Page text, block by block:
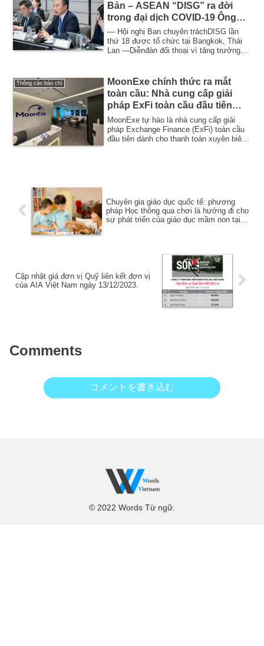
Bản – ASEAN “DISG” ra đời
trong đại dịch COVID-19 Ông
Kuremura Masuo, cựu Thư ký
Điều hành của Bộ trưởng Bộ
Kinh tế, Thương mại và Công
Chủ tịch
— Hội nghị Ban chuyên tráchDISG lần
thứ 18 được tổ chức tại Bangkok, Thái
Lan —Diễnđàn đối thoại vì tăng trưởng
Thông cáo báo chí
MoonExe chính thức ra mắt
toàn cầu: Nhà cung cấp giải
pháp ExFi toàn cầu đầu tiên
cho thanh toán xuyên biên giới
MoonExe tự hào là nhà cung cấp giải
pháp Exchange Finance (ExFi) toàn cầu
đầu tiên dành cho thanh toán xuyên biên
Chuyên gia giáo dục quốc tế: phương
pháp Học thông qua chơi là hướng đi cho
sự phát triển của giáo dục mầm non tại
Cập nhật giá đơn vị Quỹ liên kết đơn vị
của AIA Việt Nam ngày 13/12/2023.
Comments
コメントを書き込む
© 2022 Words Từ ngữ.